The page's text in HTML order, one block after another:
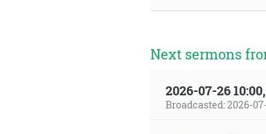
Next sermons
2026-07-26
Broadcasted: 2026-